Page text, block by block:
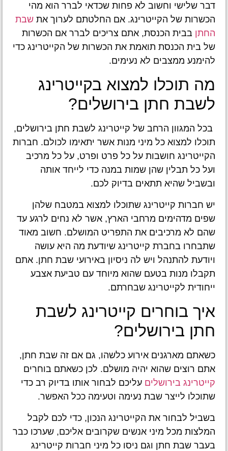
דבר שלישי וחשוב לא פחות שכדאי לברר הוא מהי
הכשרות של הקייטרינג. אם החלטתם לערוך את שבת
החתן בבית הכנסת, אתם צריכים לברר אם הכשרות
של בית הכנסת תואמת את הכשרות של הקייטרינג כדי
להימנע ממצבים לא נעימים.
מה תוכלו למצוא בקייטרינג
לשבת חתן בירושלים?
בכל המגוון הרחב של קייטרינג לשבת חתן בירושלים,
תוכלו למצוא כל מיני מנות אשר יתאימו לכולם. חברות
הקייטרינג חושבות על כל פרט ופרט, על כל מרכיב
ועל כל תבלין שהן שמות במנה כדי לייחד אותה
ובשביל שהיא תתאים בדיוק לכם.
יש חברות קייטרינג שתוכלו למצוא במטבח שלהן
שפים מדהימים מרחבי הארץ, אשר לא נחים לרגע עד
שהם לא מרכיבים את התפריט המושלם. חשוב מאוד
שתבחרו בחברת קייטרינג שיודעת מה היא עושה
ויודעת להתנהל ויש לה ניסיון באירועי שבת חתן. אתם
תקבלו מנות בטעם שהוא מיוחד עם טביעת אצבע
ייחודית לקייטרינג שבחרתם.
איך בוחרים קייטרינג לשבת
חתן בירושלים?
כשאתם מארגנים אירוע כלשהו, גם אם זה שבת חתן,
אתם רוצים שהוא יהיה מושלם. לכן כשאתם בוחרים
קייטרינג בירושלים עליכם לבחור אותו בדיוק רב כדי
שתוכלו לייצר שבת נעימה וטעימה ככל האפשר.
בשביל לבחור את הקייטרינג הנכון, כדי לכם לקבל
המלצות מכל מיני אנשים שקרובים אליכם, שערכו כבר
בעבר שבת חתן וגם ניסו כל מיני חברות קייטרינג